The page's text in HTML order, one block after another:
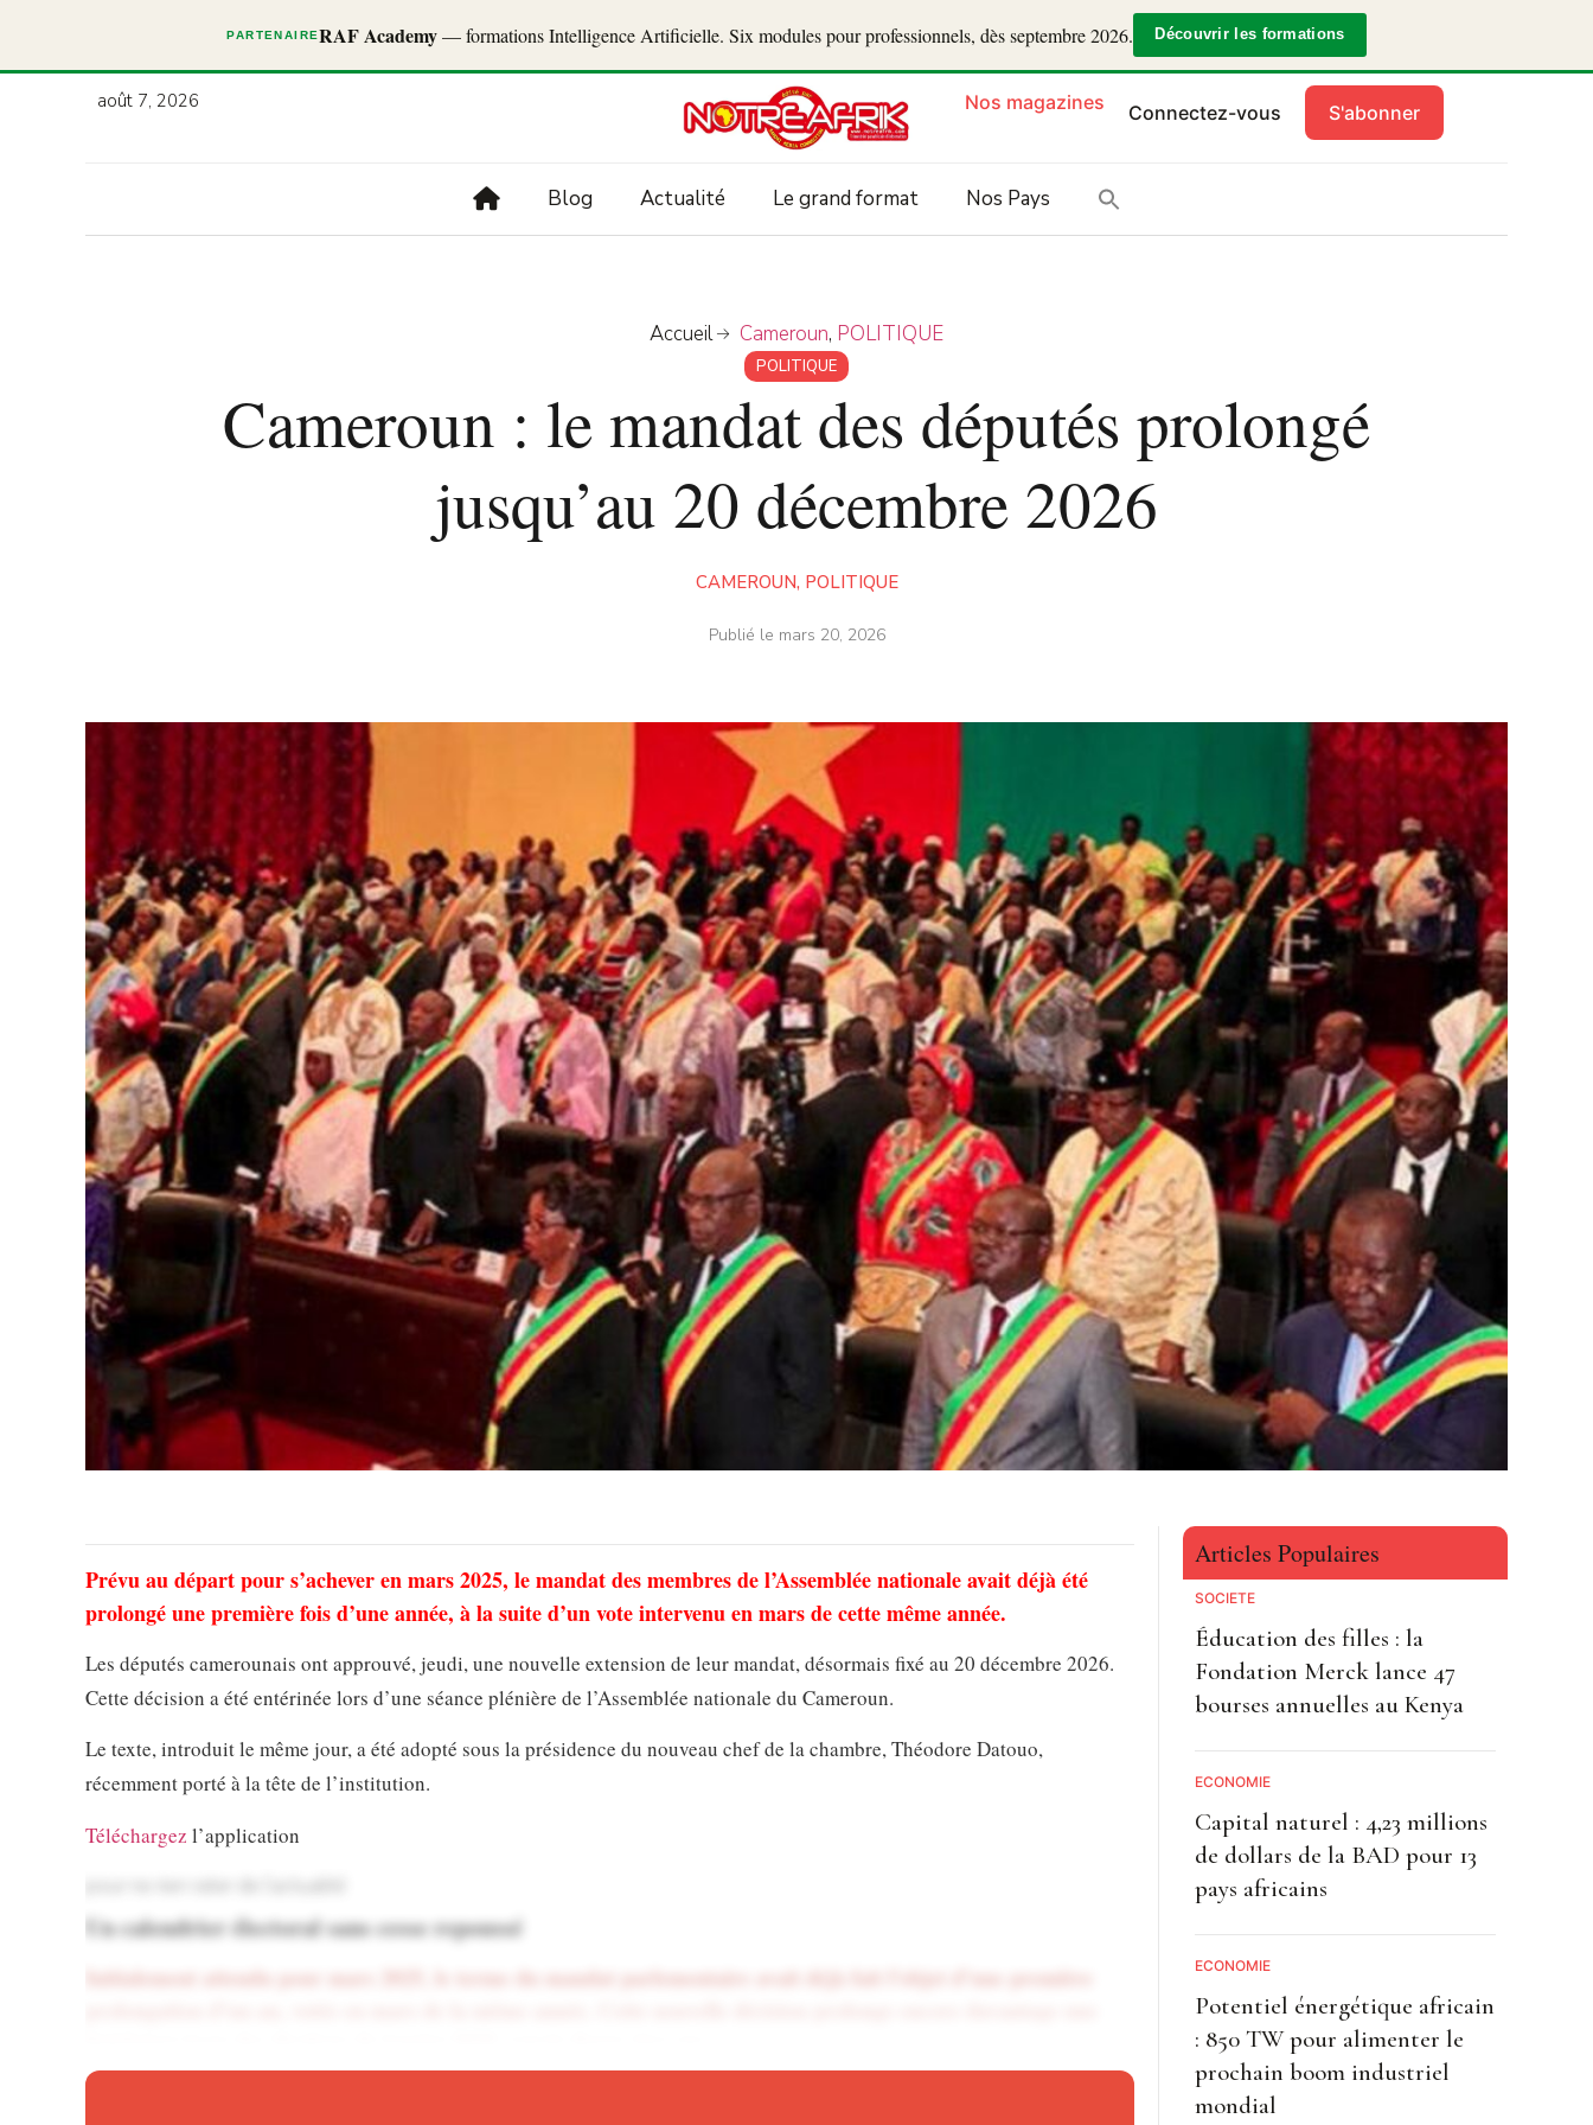
PARTENAIRERAF Academy— formations Intelligence Artificielle. Six modules pour professionnels, dès septembre 2026. Découvrir les formations
août 7, 2026 Nos magazines Connectez-vous S'abonner
Blog Actualité Le grand format Nos Pays
Accueil Cameroun, POLITIQUE
POLITIQUE
Cameroun : le mandat des députés prolongé
jusqu’au 20 décembre 2026
CAMEROUN, POLITIQUE
Publié le mars 20, 2026
Prévu au départ pour s’achever en mars 2025, le mandat des membres de l’Assemblée nationale avait déjà été
prolongé une première fois d’une année, à la suite d’un vote intervenu en mars de cette même année.
Les députés camerounais ont approuvé, jeudi, une nouvelle extension de leur mandat, désormais fixé au 20 décembre 2026.
Cette décision a été entérinée lors d’une séance plénière de l’Assemblée nationale du Cameroun.
Le texte, introduit le même jour, a été adopté sous la présidence du nouveau chef de la chambre, Théodore Datouo,
récemment porté à la tête de l’institution.
Téléchargez l’application
Un calendrier électoral sans cesse repoussé
Initialement attendu pour mars 2025, le terme du mandat parlementaire avait déjà fait l’objet d’une première
Articles Populaires
SOCIETE
Éducation des filles : la
Fondation Merck lance 47
bourses annuelles au Kenya
ECONOMIE
Capital naturel : 4,23 millions
de dollars de la BAD pour 13
pays africains
ECONOMIE
Potentiel énergétique africain
: 850 TW pour alimenter le
prochain boom industriel
mondial